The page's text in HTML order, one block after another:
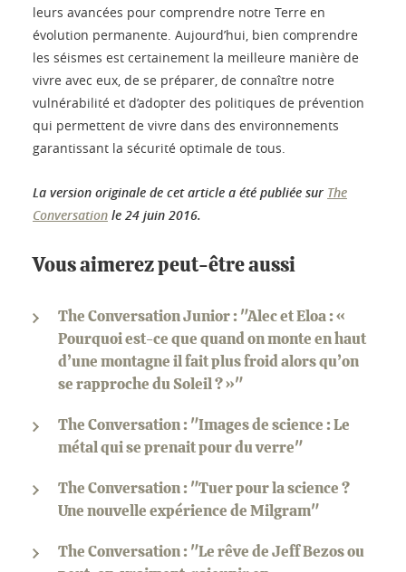
leurs avancées pour comprendre notre Terre en
évolution permanente. Aujourd’hui, bien comprendre
les séismes est certainement la meilleure manière de
vivre avec eux, de se préparer, de connaître notre
vulnérabilité et d’adopter des politiques de prévention
qui permettent de vivre dans des environnements
garantissant la sécurité optimale de tous.
La version originale de cet article a été publiée sur The
Conversation le 24 juin 2016.
Vous aimerez peut-être aussi
The Conversation Junior : "Alec et Eloa : «
Pourquoi est-ce que quand on monte en haut
d’une montagne il fait plus froid alors qu’on
se rapproche du Soleil ? »"
The Conversation : "Images de science : Le
métal qui se prenait pour du verre"
The Conversation : "Tuer pour la science ?
Une nouvelle expérience de Milgram"
The Conversation : "Le rêve de Jeff Bezos ou